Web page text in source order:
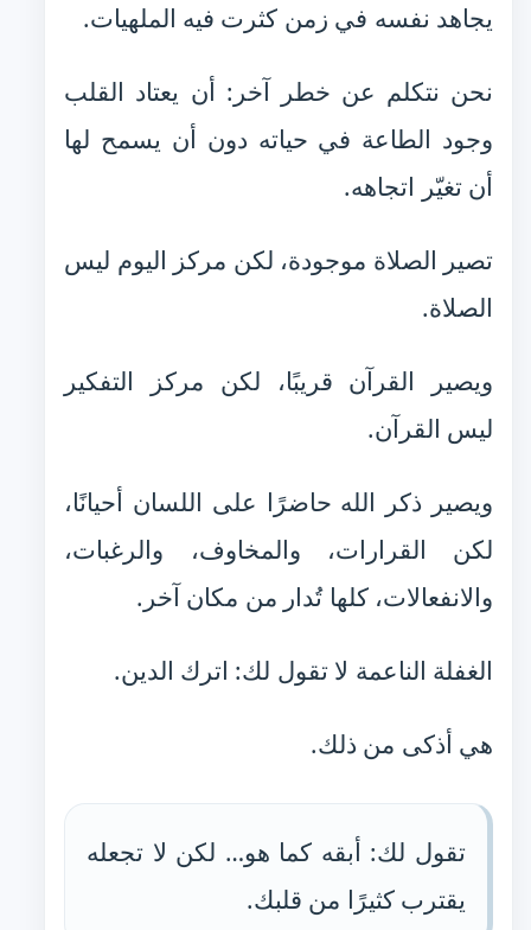
يجاهد نفسه في زمن كثرت فيه الملهيات.
نحن نتكلم عن خطر آخر: أن يعتاد القلب
وجود الطاعة في حياته دون أن يسمح لها
أن تغيّر اتجاهه.
تصير الصلاة موجودة، لكن مركز اليوم ليس
الصلاة.
ويصير القرآن قريبًا، لكن مركز التفكير
ليس القرآن.
ويصير ذكر الله حاضرًا على اللسان أحيانًا،
لكن القرارات، والمخاوف، والرغبات،
والانفعالات، كلها تُدار من مكان آخر.
الغفلة الناعمة لا تقول لك: اترك الدين.
هي أذكى من ذلك.
تقول لك: أبقه كما هو… لكن لا تجعله
يقترب كثيرًا من قلبك.